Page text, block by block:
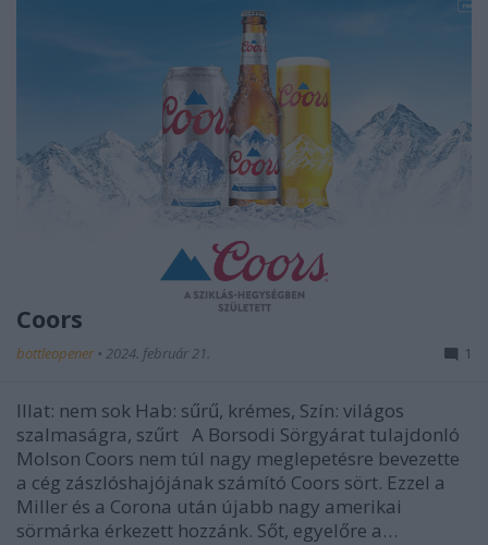
Coors
bottleopener • 2024. február 21. 1
Illat: nem sok Hab: sűrű, krémes, Szín: világos
szalmaságra, szűrt A Borsodi Sörgyárat tulajdonló
Molson Coors nem túl nagy meglepetésre bevezette
a cég zászlóshajójának számító Coors sört. Ezzel a
Miller és a Corona után újabb nagy amerikai
sörmárka érkezett hozzánk. Sőt, egyelőre a…